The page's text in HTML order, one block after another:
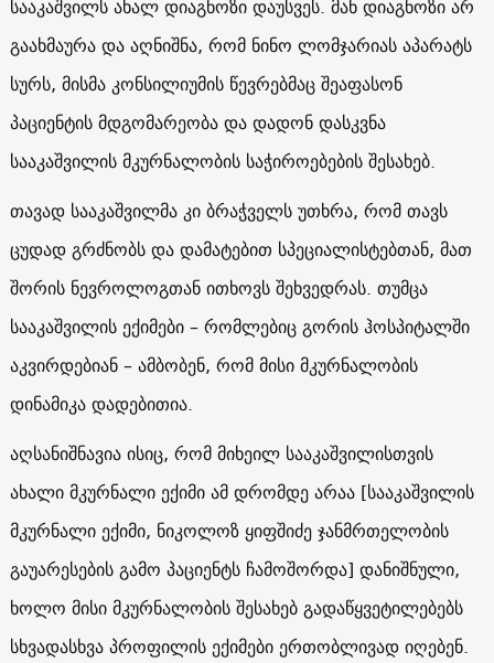
გაახმაურა და აღნიშნა, რომ ნინო ლომჯარიას აპარატს
სურს, მისმა კონსილიუმის წევრებმაც შეაფასონ
პაციენტის მდგომარეობა და დადონ დასკვნა
სააკაშვილის მკურნალობის საჭიროებების შესახებ.
თავად სააკაშვილმა კი ბრაჭველს უთხრა, რომ თავს
ცუდად გრძნობს და დამატებით სპეციალისტებთან, მათ
შორის ნევროლოგთან ითხოვს შეხვედრას. თუმცა
სააკაშვილის ექიმები – რომლებიც გორის ჰოსპიტალში
აკვირდებიან – ამბობენ, რომ მისი მკურნალობის
დინამიკა დადებითია.
აღსანიშნავია ისიც, რომ მიხეილ სააკაშვილისთვის
ახალი მკურნალი ექიმი ამ დრომდე არაა [სააკაშვილის
მკურნალი ექიმი, ნიკოლოზ ყიფშიძე ჯანმრთელობის
გაუარესების გამო პაციენტს ჩამოშორდა] დანიშნული,
ხოლო მისი მკურნალობის შესახებ გადაწყვეტილებებს
სხვადასხვა პროფილის ექიმები ერთობლივად იღებენ.